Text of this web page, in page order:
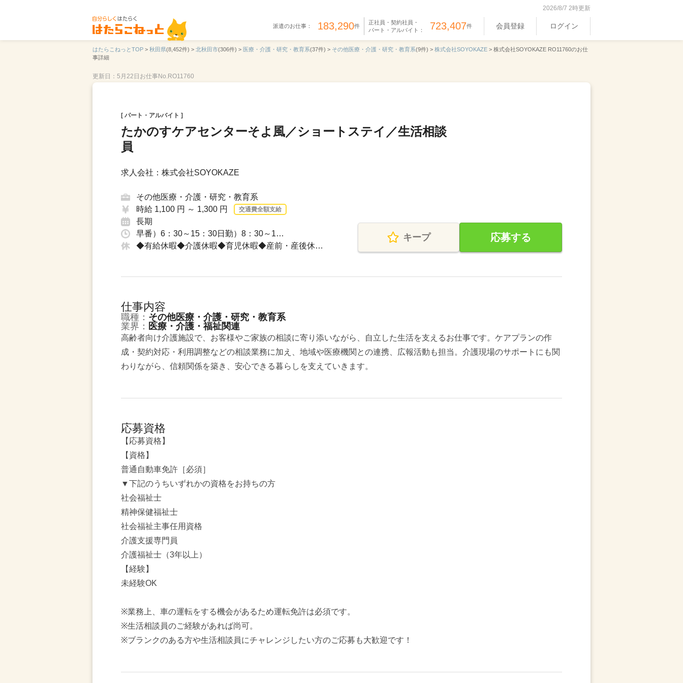
2026/8/7 2時更新
派遣のお仕事： 183,290件
正社員・契約社員・
パート・アルバイト： 723,407件 会員登録 ログイン
はたらこねっとTOP > 秋田県(8,452件) > 北秋田市(306件) > 医療・介護・研究・教育系(37件) > その他医療・介護・研究・教育系(9件) > 株式会社SOYOKAZE > 株式会社SOYOKAZE RO11760のお仕
事詳細
更新日：5月22日 お仕事No.RO11760
[ パート・アルバイト ]
たかのすケアセンターそよ風／ショートステイ／生活相談
員
求人会社：株式会社SOYOKAZE
その他医療・介護・研究・教育系
時給 1,100 円 ～ 1,300 円
交通費全額支給
長期
早番）6：30～15：30日勤）8：30～1…
◆有給休暇◆介護休暇◆育児休暇◆産前・産後休…
キープ 応募する
仕事内容
職種： その他医療・介護・研究・教育系
業界： 医療・介護・福祉関連
高齢者向け介護施設で、お客様やご家族の相談に寄り添いながら、自立した生活を支えるお仕事です。ケアプランの作
成・契約対応・利用調整などの相談業務に加え、地域や医療機関との連携、広報活動も担当。介護現場のサポートにも関
わりながら、信頼関係を築き、安心できる暮らしを支えていきます。
応募資格
【応募資格】
【資格】
普通自動車免許［必須］
▼下記のうちいずれかの資格をお持ちの方
社会福祉士
精神保健福祉士
社会福祉主事任用資格
介護支援専門員
介護福祉士（3年以上）
【経験】
未経験OK
※業務上、車の運転をする機会があるため運転免許は必須です。
※生活相談員のご経験があれば尚可。
※ブランクのある方や生活相談員にチャレンジしたい方のご応募も大歓迎です！